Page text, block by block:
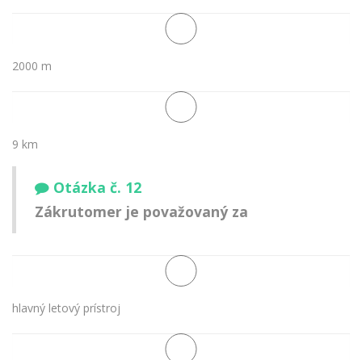
2000 m
9 km
Otázka č. 12
Zákrutomer je považovaný za
hlavný letový prístroj